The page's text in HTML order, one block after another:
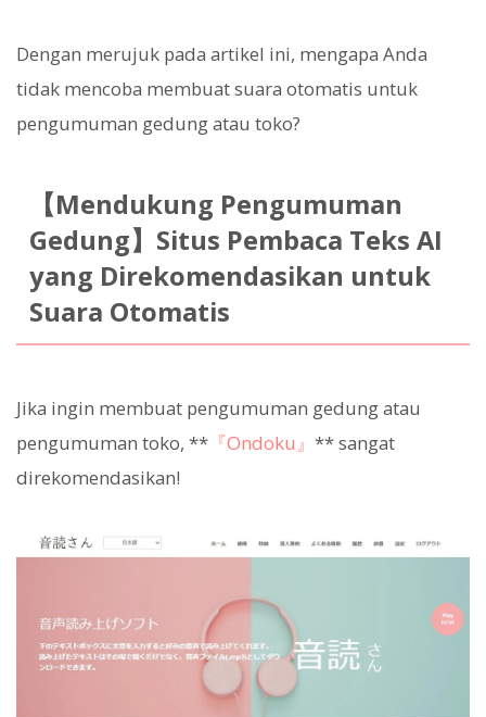
Dengan merujuk pada artikel ini, mengapa Anda
tidak mencoba membuat suara otomatis untuk
pengumuman gedung atau toko?
【Mendukung Pengumuman
Gedung】Situs Pembaca Teks AI
yang Direkomendasikan untuk
Suara Otomatis
Jika ingin membuat pengumuman gedung atau
pengumuman toko, ** 『Ondoku』 ** sangat
direkomendasikan!